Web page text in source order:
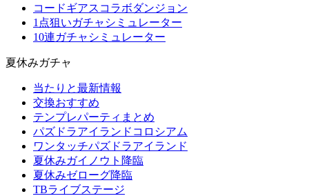
コードギアスコラボダンジョン
1点狙いガチャシミュレーター
10連ガチャシミュレーター
夏休みガチャ
当たりと最新情報
交換おすすめ
テンプレパーティまとめ
パズドラアイランドコロシアム
ワンタッチパズドラアイランド
夏休みガイノウト降臨
夏休みゼローグ降臨
TBライブステージ